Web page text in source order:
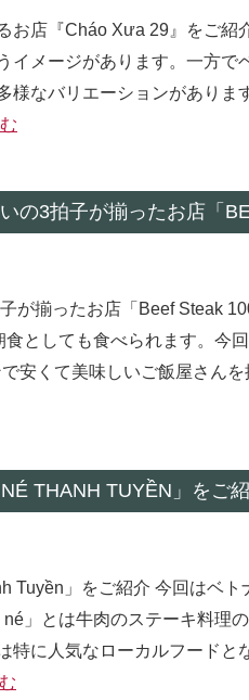
店『Cháo Xưa 29』をご紹
メージがあります。一方で
なバリエーションがありま
の3拍子が揃ったお店「
が揃ったお店「Beef Steak
としても食べられます。今
安くて美味しいご飯屋さん
THANH TUYỀN」をご
Tuyền」をご紹介 今回はベ
」とは牛肉のステーキ料理
に人気なローカルフードと